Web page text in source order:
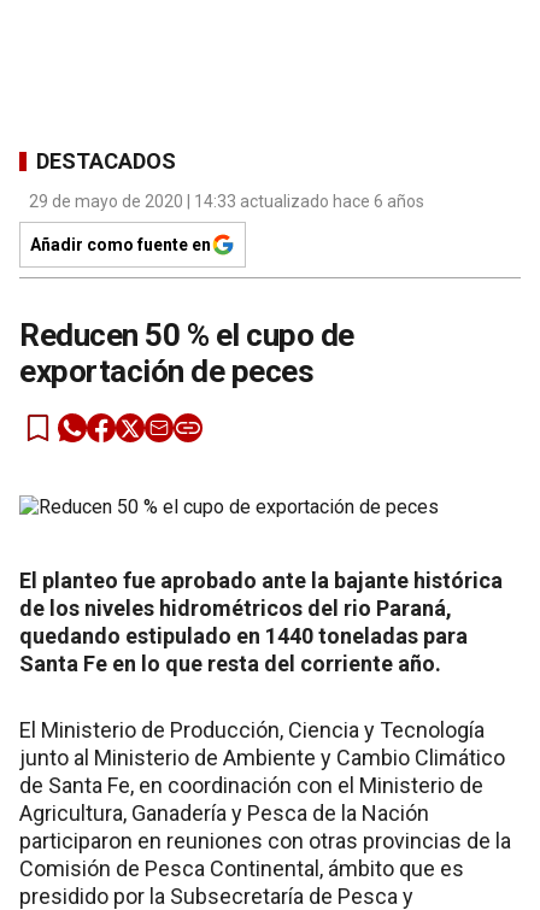
DESTACADOS
29 de mayo de 2020 | 14:33 actualizado hace 6 años
Añadir como fuente en
Reducen 50 % el cupo de
exportación de peces
El planteo fue aprobado ante la bajante histórica
de los niveles hidrométricos del rio Paraná,
quedando estipulado en 1440 toneladas para
Santa Fe en lo que resta del corriente año.
El Ministerio de Producción, Ciencia y Tecnología
junto al Ministerio de Ambiente y Cambio Climático
de Santa Fe, en coordinación con el Ministerio de
Agricultura, Ganadería y Pesca de la Nación
participaron en reuniones con otras provincias de la
Comisión de Pesca Continental, ámbito que es
presidido por la Subsecretaría de Pesca y